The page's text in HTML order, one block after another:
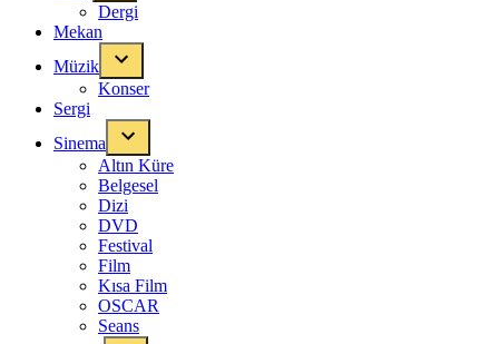
Dergi
Mekan
Müzik
Konser
Sergi
Sinema
Altın Küre
Belgesel
Dizi
DVD
Festival
Film
Kısa Film
OSCAR
Seans